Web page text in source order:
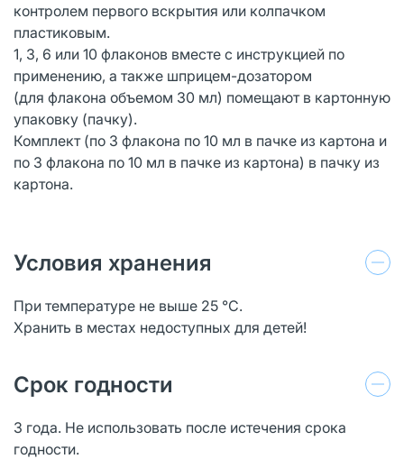
контролем первого вскрытия или колпачком
пластиковым.
1, 3, 6 или 10 флаконов вместе с инструкцией по
применению, а также шприцем-дозатором
(для флакона объемом 30 мл) помещают в картонную
упаковку (пачку).
Комплект (по 3 флакона по 10 мл в пачке из картона и
по 3 флакона по 10 мл в пачке из картона) в пачку из
картона.
Условия хранения
При температуре не выше 25 °С.
Хранить в местах недоступных для детей!
Срок годности
3 года. Не использовать после истечения срока
годности.